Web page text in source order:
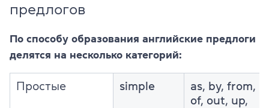
предлогов
По способу образования английские предлоги
делятся на несколько категорий:
Простые simple
as, by, from,
of, out, up,